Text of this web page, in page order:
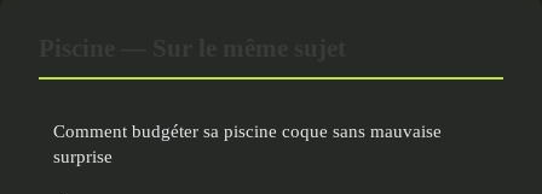
Comment budgéter sa piscine coque sans mauvaise
surprise